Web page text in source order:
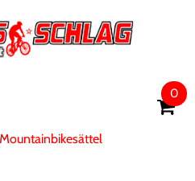
0
Mountainbikesättel